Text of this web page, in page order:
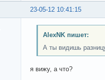
23-05-12 10:41:15
AlexNK пишет:
А ты видишь
я вижу, а что?